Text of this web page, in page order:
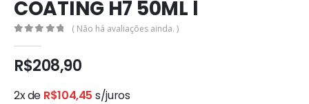
COATING H7 50ML l
( Não há avaliações ainda. )
R$208,90
2x de R$104,45 s/juros